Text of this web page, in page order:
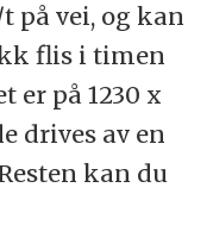
på vei, og kan
flis i timen
er på 1230 x
drives av en
kan du